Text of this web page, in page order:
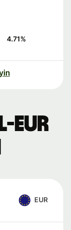
4.71%
EUR
EUR